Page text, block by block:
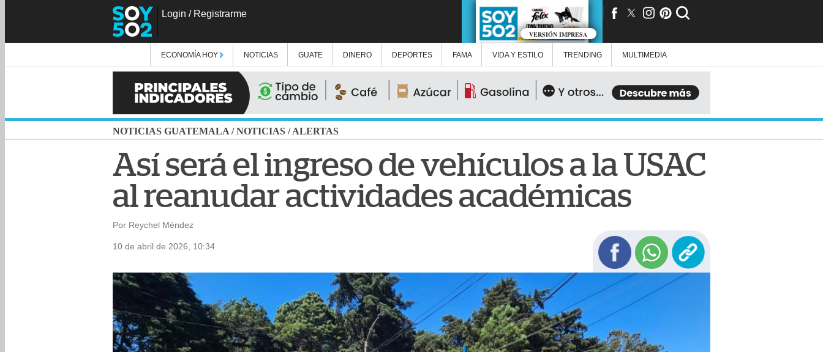
Login / Registrarme
VERSIÓN IMPRESA
ECONOMÍA HOY NOTICIAS GUATE DINERO DEPORTES FAMA VIDA Y ESTILO TRENDING MULTIMEDIA
NOTICIAS GUATEMALA /NOTICIAS /ALERTAS
Así será el ingreso de vehículos a la USAC
al reanudar actividades académicas
Por Reychel Méndez
10 de abril de 2026, 10:34